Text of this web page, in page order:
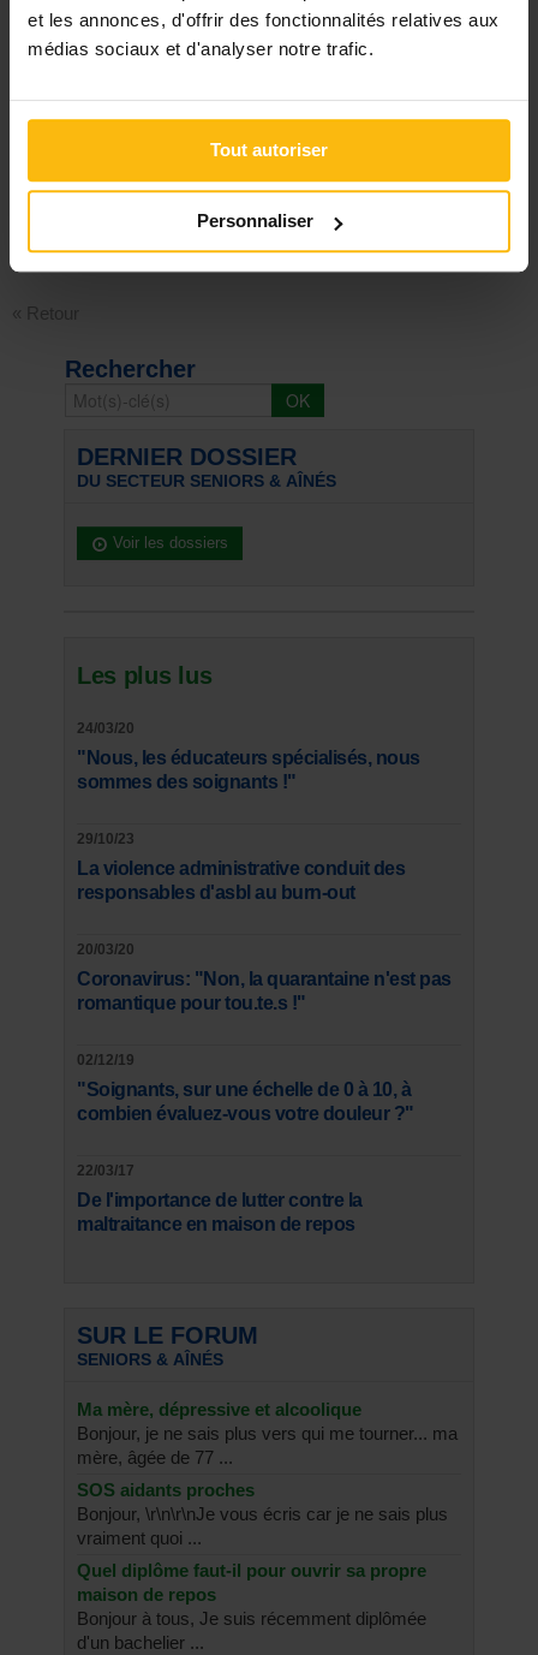
et les annonces, d'offrir des fonctionnalités relatives aux
médias sociaux et d'analyser notre trafic.
Tout autoriser
Personnaliser
Signaler
« Retour
Rechercher
DERNIER DOSSIER
DU SECTEUR SENIORS & AÎNÉS
Voir les dossiers
Les plus lus
24/03/20
"Nous, les éducateurs spécialisés, nous
sommes des soignants !"
29/10/23
La violence administrative conduit des
responsables d'asbl au burn-out
20/03/20
Coronavirus: "Non, la quarantaine n'est pas
romantique pour tou.te.s !"
02/12/19
"Soignants, sur une échelle de 0 à 10, à
combien évaluez-vous votre douleur ?"
22/03/17
De l'importance de lutter contre la
maltraitance en maison de repos
SUR LE FORUM
SENIORS & AÎNÉS
Ma mère, dépressive et alcoolique
Bonjour, je ne sais plus vers qui me tourner... ma
mère, âgée de 77 ...
SOS aidants proches
Bonjour, \r\n\r\nJe vous écris car je ne sais plus
vraiment quoi ...
Quel diplôme faut-il pour ouvrir sa propre
maison de repos
Bonjour à tous, Je suis récemment diplômée
d'un bachelier ...